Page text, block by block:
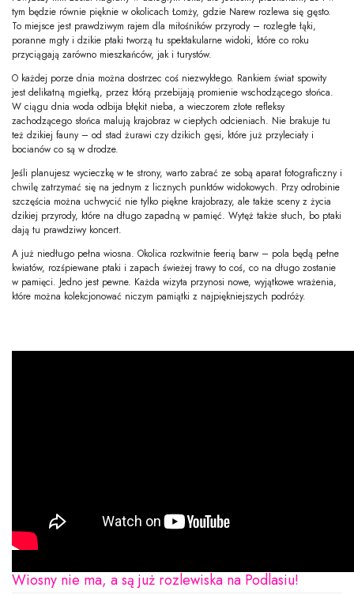
tym będzie równie pięknie w okolicach Łomży, gdzie Narew rozlewa się gęsto.
To miejsce jest prawdziwym rajem dla miłośników przyrody – rozległe łąki,
poranne mgły i dzikie ptaki tworzą tu spektakularne widoki, które co roku
przyciągają zarówno mieszkańców, jak i turystów.
O każdej porze dnia można dostrzec coś niezwykłego. Rankiem świat spowity
jest delikatną mgiełką, przez którą przebijają promienie wschodzącego słońca.
W ciągu dnia woda odbija błękit nieba, a wieczorem złote refleksy
zachodzącego słońca malują krajobraz w ciepłych odcieniach. Nie brakuje tu
też dzikiej fauny – od stad żurawi czy dzikich gęsi, które już przyleciały i
bocianów co są w drodze.
Jeśli planujesz wycieczkę w te strony, warto zabrać ze sobą aparat fotograficzny i
chwilę zatrzymać się na jednym z licznych punktów widokowych. Przy odrobinie
szczęścia można uchwycić nie tylko piękne krajobrazy, ale także sceny z życia
dzikiej przyrody, które na długo zapadną w pamięć. Wytęż także słuch, bo ptaki
dają tu prawdziwy koncert.
A już niedługo pełna wiosna. Okolica rozkwitnie feerią barw – pola będą pełne
kwiatów, rozśpiewane ptaki i zapach świeżej trawy to coś, co na długo zostanie
w pamięci. Jedno jest pewne. Każda wizyta przynosi nowe, wyjątkowe wrażenia,
które można kolekcjonować niczym pamiątki z najpiękniejszych podróży.
Wiosny nie ma, a są już rozlewiska na Podlasiu!